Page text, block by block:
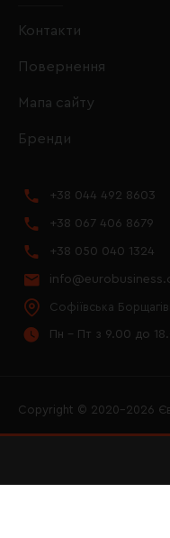
Контакти
Повернення
Мапа сайту
Бренди
+38 044 492 8603
+38 067 406 8679
+38 050 040 1324
Софіївська
Пн - Пт з 9.00 до
Copyright © 2020–2026
LOGO ЄВРОБІЗНЕС